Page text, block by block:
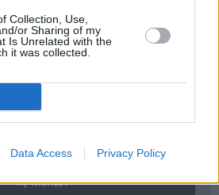
Collection, Use,
or Sharing of my
Is Unrelated with the
it was collected.
Data Access Privacy Policy
LIELĀS MĪKLAS" uzvarētāja
MEKLĒT